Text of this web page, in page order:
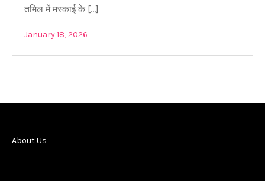
तमिल में मस्काई के […]
January 18, 2026
About Us